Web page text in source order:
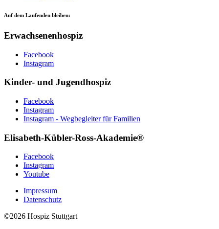
Auf dem Laufenden bleiben:
Erwachsenenhospiz
Facebook
Instagram
Kinder- und Jugendhospiz
Facebook
Instagram
Instagram - Wegbegleiter für Familien
Elisabeth-Kübler-Ross-Akademie®
Facebook
Instagram
Youtube
Impressum
Datenschutz
©2026 Hospiz Stuttgart